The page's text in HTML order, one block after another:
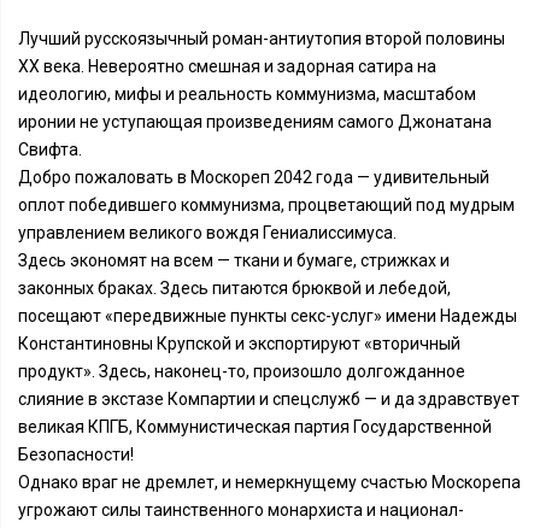
Лучший русскоязычный роман-антиутопия второй половины
ХХ века. Невероятно смешная и задорная сатира на
идеологию, мифы и реальность коммунизма, масштабом
иронии не уступающая произведениям самого Джонатана
Свифта.
Добро пожаловать в Москореп 2042 года — удивительный
оплот победившего коммунизма, процветающий под мудрым
управлением великого вождя Гениалиссимуса.
Здесь экономят на всем — ткани и бумаге, стрижках и
законных браках. Здесь питаются брюквой и лебедой,
посещают «передвижные пункты секс-услуг» имени Надежды
Константиновны Крупской и экспортируют «вторичный
продукт». Здесь, наконец-то, произошло долгожданное
слияние в экстазе Компартии и спецслужб — и да здравствует
великая КПГБ, Коммунистическая партия Государственной
Безопасности!
Однако враг не дремлет, и немеркнущему счастью Москорепа
угрожают силы таинственного монархиста и национал-